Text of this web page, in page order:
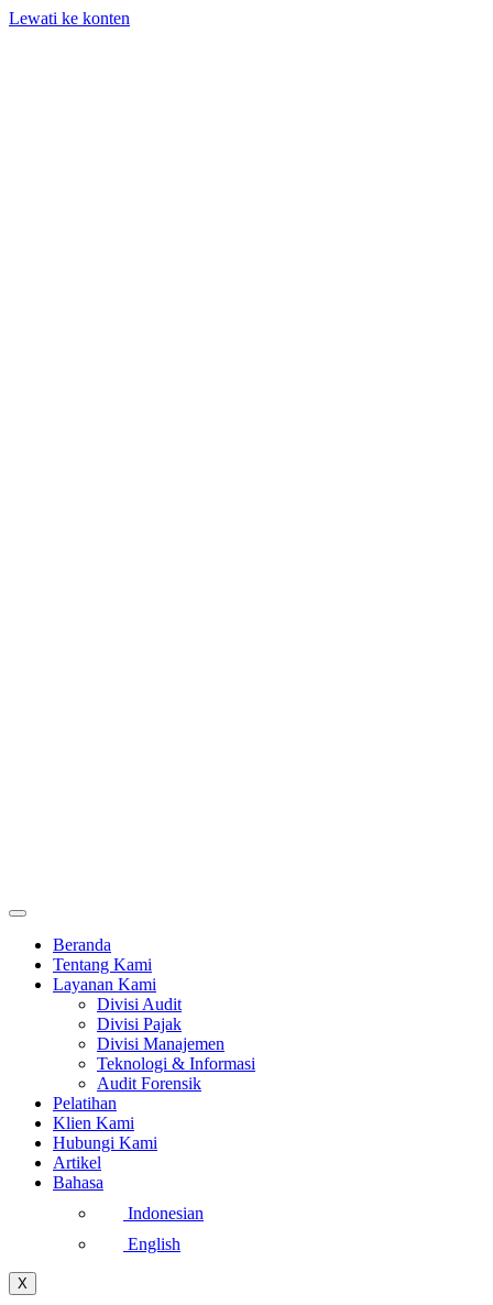
Lewati ke konten
Beranda
Tentang Kami
Layanan Kami
Divisi Audit
Divisi Pajak
Divisi Manajemen
Teknologi & Informasi
Audit Forensik
Pelatihan
Klien Kami
Hubungi Kami
Artikel
Bahasa
Indonesian
English
X